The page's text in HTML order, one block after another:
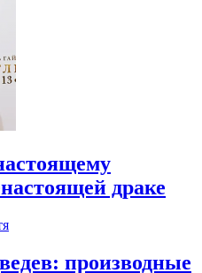
драке
производные